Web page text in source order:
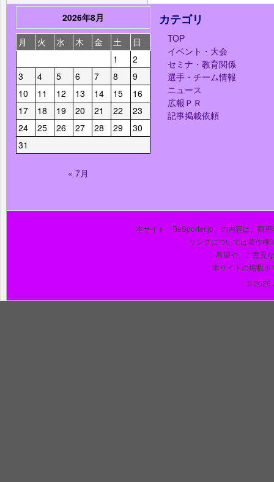
2026年8月
月
火 水 木 金 土
日
1
2
3
4 5 6 7 8
9
10
11 12 13 14 15
16
17
18 19 20 21 22
23
24
25 26 27 28 29
30
31
« 7月
カテゴリ
TOP
イベント・大会
セミナ・教育関係
選手・チーム情報
ニュース
広報ＰＲ
記事掲載依頼
本サイト「BeSporter.jp」の内容は、商
リンクについては著作権
希望や、ご意見
本サイトの掲載ポ
© 2026